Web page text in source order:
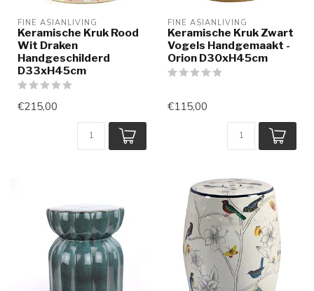
FINE ASIANLIVING
Keramische Kruk Rood
Wit Draken
Handgeschilderd
D33xH45cm
€215,00
FINE ASIANLIVING
Keramische Kruk Zwart
Vogels Handgemaakt -
Orion D30xH45cm
€115,00